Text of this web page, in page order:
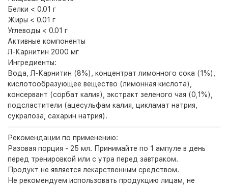
Белки < 0.01 г
Жиры < 0.01 г
Углеводы < 0.01 г
Активные компоненты
Л-Карнитин 2000 мг
Ингредиенты:
Вода, Л-Карнитин (8%), концентрат лимонного сока (1%),
кислотообразующее вещество (лимонная кислота),
консервант (сорбат калия), экстракт зеленого чая (0,1%),
подсластители (ацесульфам калия, цикламат натрия,
сукралоза, сахарин натрия).
Рекомендации по применению:
Разовая порция - 25 мл. Принимайте по 1 ампуле в день
перед тренировкой или с утра перед завтраком.
Продукт не является лекарственным средством.
Не рекомендуем использовать продукцию лицам, не